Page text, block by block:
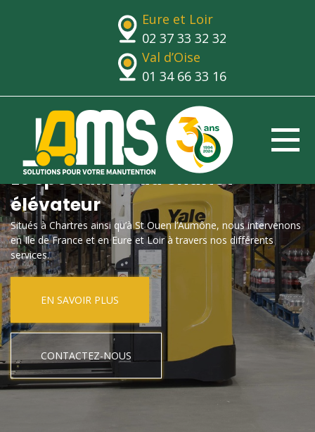
Eure et Loir
02 37 33 32 32
Val d’Oise
01 34 66 33 16
Le spécialiste du chariot
élévateur
Situés à Chartres ainsi qu’à St Ouen l’Aumône, nous intervenons
en Ile de France et en Eure et Loir à travers nos différents
services.
EN SAVOIR PLUS
CONTACTEZ-NOUS